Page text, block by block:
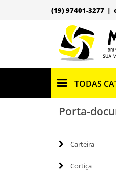
(19) 97401-3277 |
TODAS
Porta-
Carteira
Cortiça